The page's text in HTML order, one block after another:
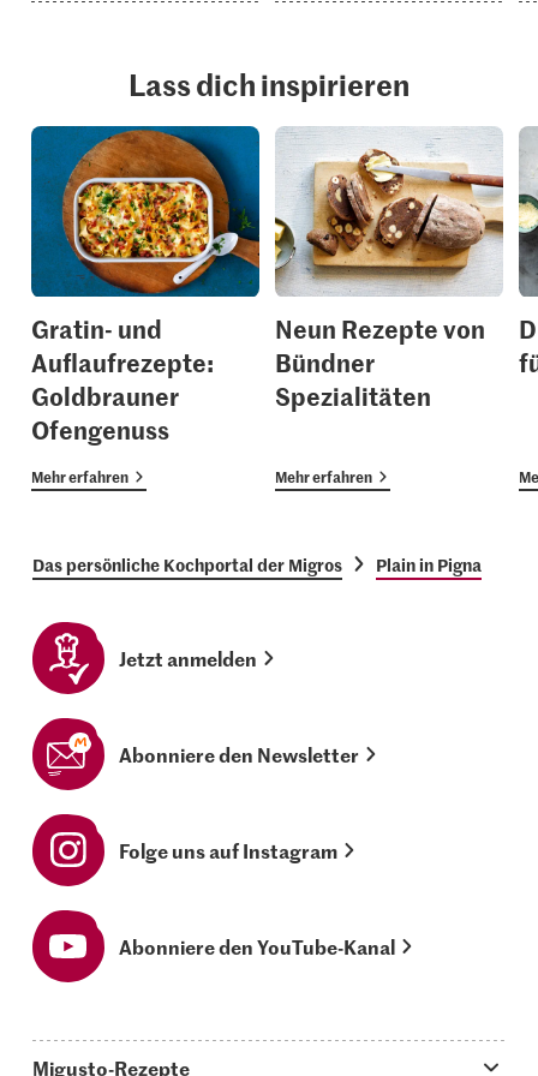
Lass dich inspirieren
Gratin- und
Auflaufrezepte:
Goldbrauner
Ofengenuss
Mehr erfahren
Neun Rezepte von
Bündner
Spezialitäten
Mehr erfahren
Das persönliche Kochportal der Migros Plain in Pigna
Jetzt anmelden
Abonniere den Newsletter
Folge uns auf Instagram
Abonniere den YouTube-Kanal
Migusto-Rezepte